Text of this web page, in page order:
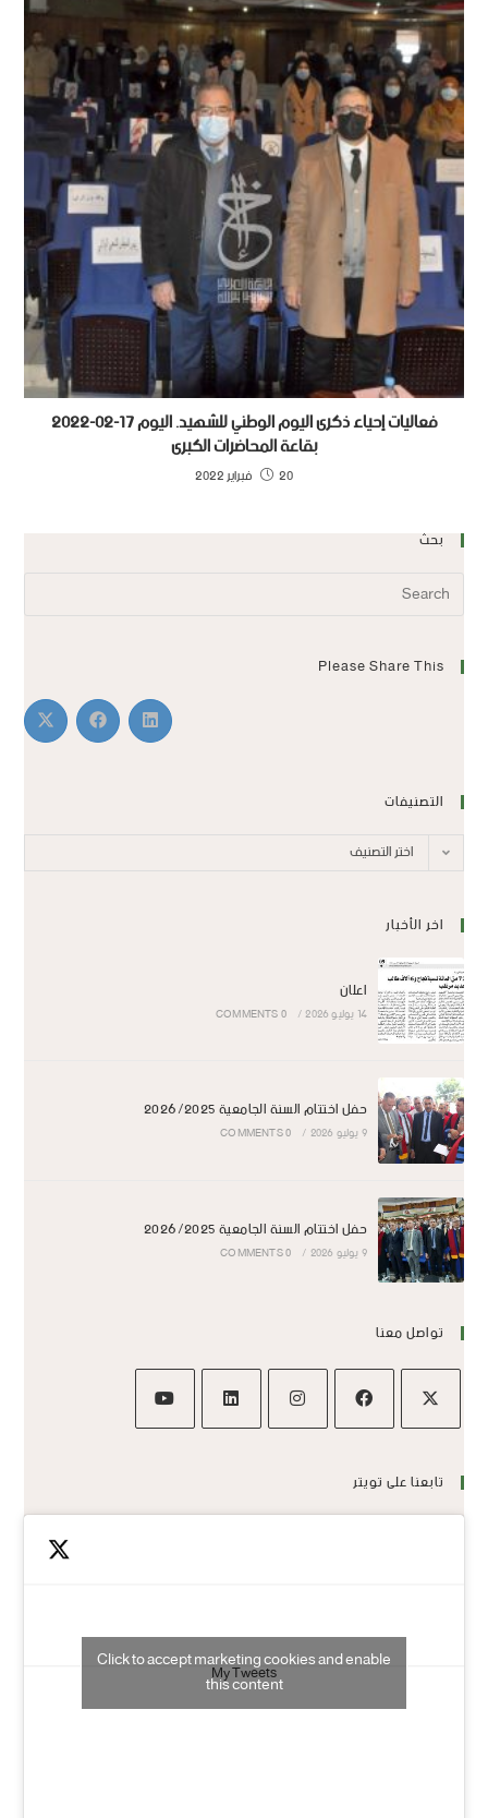
فعاليات إحياء ذكرى اليوم الوطني للشهيد. اليوم 17-02-2022
بقاعة المحاضرات الكبرى
20 فبراير 2022
بحث
Please Share This
التصنيفات
اختر التصنيف
اخر الأخبار
اعلان
14 يوليو 2026 /
0 COMMENTS
حفل اختتام السنة الجامعية 2026/2025
9 يوليو 2026 /
0 COMMENTS
حفل اختتام السنة الجامعية 2026/2025
9 يوليو 2026 /
0 COMMENTS
تواصل معنا
تابعنا على تويتر
My Tweets
Click to accept marketing cookies and enable
this content